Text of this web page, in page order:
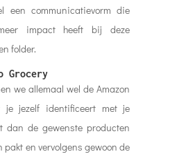
een communicatievorm die
impact heeft bij deze
folder.
Grocery
we allemaal wel de Amazon
je jezelf identificeert met je
dan de gewenste producten
pakt en vervolgens gewoon de